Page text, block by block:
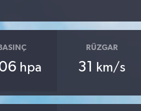
hpa
RÜZGAR
31 km/s